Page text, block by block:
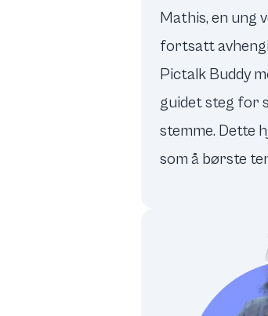
Mathis, en ung
fortsatt
Pictalk Buddy
guidet steg for
stemme. Dette
som å børste